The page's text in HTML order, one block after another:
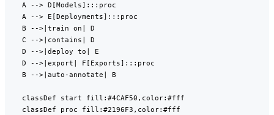
    A --> D[Models]:::proc
    A --> E[Deployments]:::proc
    B -->|train on| D
    C -->|contains| D
    D -->|deploy to| E
    D -->|export| F[Exports]:::proc
    B -->|auto-annotate| B
    classDef start fill:#4CAF50,color:#fff
    classDef proc fill:#2196F3,color:#fff